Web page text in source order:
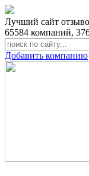
Лучший сайт
65584 компаний,
Добавить компанию